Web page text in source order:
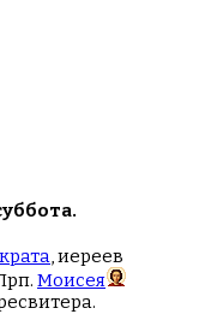
, иереев
Моисея